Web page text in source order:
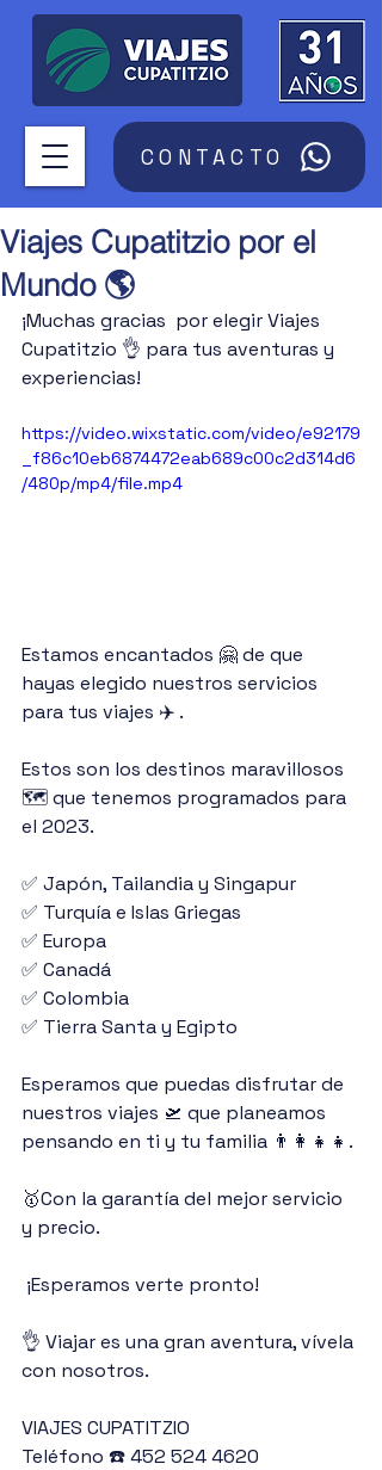
CONTACTO
Viajes Cupatitzio por el
Mundo 🌎
¡Muchas gracias  por elegir Viajes
Cupatitzio 👌 para tus aventuras y
experiencias!
https://video.wixstatic.com/video/e92179
_f86c10eb6874472eab689c00c2d314d6
/480p/mp4/file.mp4
Estamos encantados 🤗 de que
hayas elegido nuestros servicios
para tus viajes ✈️ .
Estos son los destinos maravillosos
🗺 que tenemos programados para
el 2023.
✅ Japón, Tailandia y Singapur
✅ Turquía e Islas Griegas
✅ Europa
✅ Canadá
✅ Colombia
✅ Tierra Santa y Egipto
Esperamos que puedas disfrutar de
nuestros viajes 🛫 que planeamos
pensando en ti y tu familia 👨‍👩‍👧‍👧.
🥇Con la garantía del mejor servicio
y precio.
¡Esperamos verte pronto!
👌 Viajar es una gran aventura, vívela
con nosotros.
VIAJES CUPATITZIO
Teléfono ☎️ 452 524 4620